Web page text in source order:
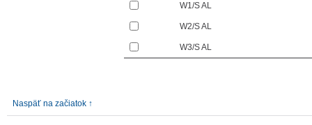
W1/S AL
W2/S AL
W3/S AL
Naspäť na začiatok ↑